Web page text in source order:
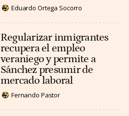
Eduardo Ortega Socorro
Regularizar inmigrantes
recupera el empleo
veraniego y permite a
Sánchez presumir de
mercado laboral
Fernando Pastor